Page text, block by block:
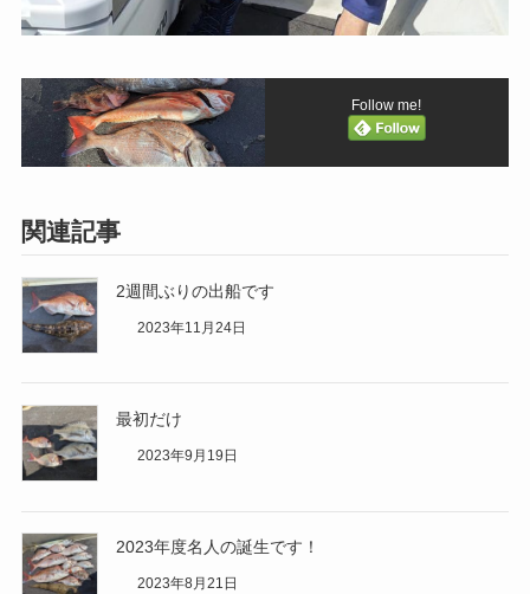
Follow me!
関連記事
2週間ぶりの出船です
2023年11月24日
最初だけ
2023年9月19日
2023年度名人の誕生です！
2023年8月21日